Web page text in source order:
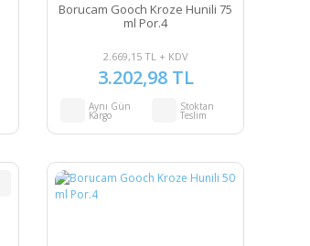
Borucam Gooch Kroze Hunili 75
ml Por.4
2.669,15 TL + KDV
3.202,98 TL
Aynı Gün
Kargo
Stoktan
Teslim